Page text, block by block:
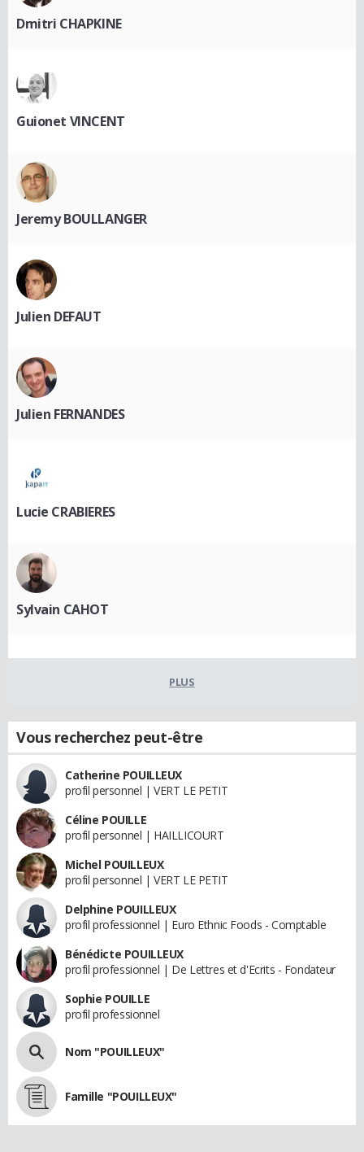
Dmitri CHAPKINE
Guionet VINCENT
Jeremy BOULLANGER
Julien DEFAUT
Julien FERNANDES
Lucie CRABIERES
Sylvain CAHOT
PLUS
Vous recherchez peut-être
Catherine POUILLEUX
profil personnel | VERT LE PETIT
Céline POUILLE
profil personnel | HAILLICOURT
Michel POUILLEUX
profil personnel | VERT LE PETIT
Delphine POUILLEUX
profil professionnel | Euro Ethnic Foods - Comptable
Bénédicte POUILLEUX
profil professionnel | De Lettres et d'Ecrits - Fondateur
Sophie POUILLE
profil professionnel
Nom "POUILLEUX"
Famille "POUILLEUX"